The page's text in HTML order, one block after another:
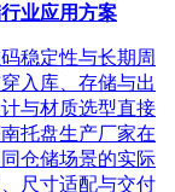
业应用方案
稳定性与长期周
入库、存储与出
与材质选型直接
托盘生产厂家在
仓储场景的实际
尺寸适配与交付